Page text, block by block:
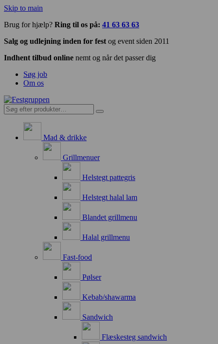
Skip to main
Brug for hjælp? Ring til os på: 41 63 63 63
Salg og udlejning inden for fest og event siden 2011
Indhent tilbud online nemt og når det passer dig
Søg job
Om os
Mad & drikke
Grillmenuer
Helstegt pattegris
Helstegt halal lam
Blandet grillmenu
Halal grillmenu
Fast-food
Pølser
Kebab/shawarma
Sandwich
Flæskesteg sandwich